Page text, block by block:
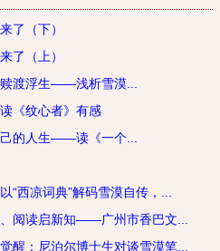
了（下）
了（上）
渡浮生——浅析雪漠...
《纹心者》有感
的人生——读《一个...
“西凉词典”解码雪漠自传，...
阅读启新知——广州市香巴文...
醒：尼泊尔博士生对谈雪漠笔...